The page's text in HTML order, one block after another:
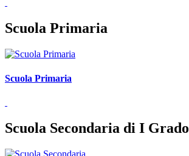
Scuola Primaria
Scuola Primaria
Scuola Secondaria di I Grado